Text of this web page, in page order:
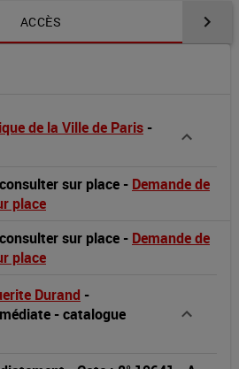
ACCÈS
de la Ville de Paris -
sur place - Demande de
place
sur place - Demande de
place
Durand -
-catalogue